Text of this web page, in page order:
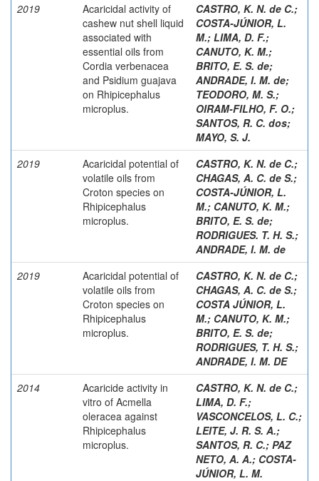
2019
Acaricidal activity of
cashew nut shell liquid
associated with
essential oils from
Cordia verbenacea
and Psidium guajava
on Rhipicephalus
microplus.
CASTRO, K. N. de C.;
COSTA-JÚNIOR, L.
M.; LIMA, D. F.;
CANUTO, K. M.;
BRITO, E. S. de;
ANDRADE, I. M. de;
TEODORO, M. S.;
OIRAM-FILHO, F. O.;
SANTOS, R. C. dos;
MAYO, S. J.
2019
Acaricidal potential of
volatile oils from
Croton species on
Rhipicephalus
microplus.
CASTRO, K. N. de C.;
CHAGAS, A. C. de S.;
COSTA-JÚNIOR, L.
M.; CANUTO, K. M.;
BRITO, E. S. de;
RODRIGUES. T. H. S.;
ANDRADE, I. M. de
2019
Acaricidal potential of
volatile oils from
Croton species on
Rhipicephalus
microplus.
CASTRO, K. N. de C.;
CHAGAS, A. C. de S.;
COSTA JÚNIOR, L.
M.; CANUTO, K. M.;
BRITO, E. S. de;
RODRIGUES, T. H. S.;
ANDRADE, I. M. DE
2014
Acaricide activity in
vitro of Acmella
oleracea against
Rhipicephalus
microplus.
CASTRO, K. N. de C.;
LIMA, D. F.;
VASCONCELOS, L. C.;
LEITE, J. R. S. A.;
SANTOS, R. C.; PAZ
NETO, A. A.; COSTA-
JÚNIOR, L. M.